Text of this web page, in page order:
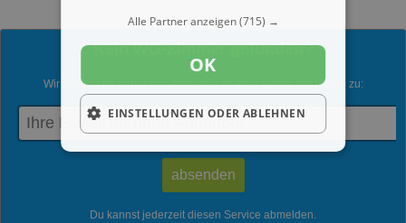
Kein WG-Zimmer gefunden?
Wir senden dir gern neue Angebote zu Ihrer Suche per E-Mail zu:
Du kannst jederzeit diesen Service abmelden.
Alle Partner anzeigen(715) →
OK
EINSTELLUNGEN ODER ABLEHNEN